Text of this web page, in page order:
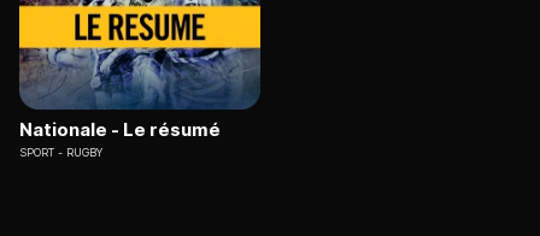
Nationale - Le résumé
SPORT RUGBY